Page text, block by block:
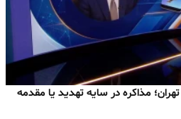
مذاکره در سایه تهدید یا مقدمه